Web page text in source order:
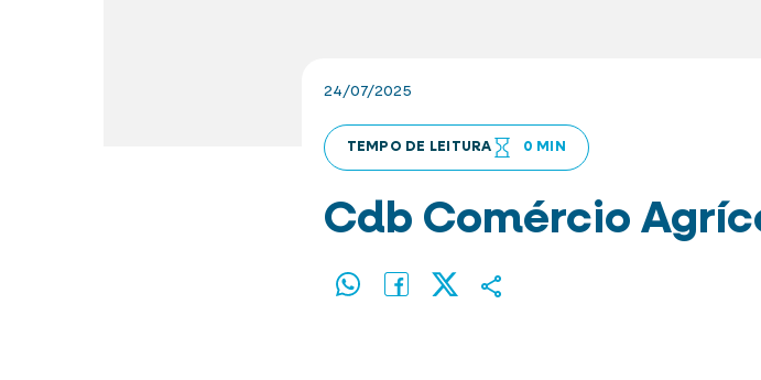
24/07/2025
TEMPO DE LEITURA 0 MIN
Cdb Comércio